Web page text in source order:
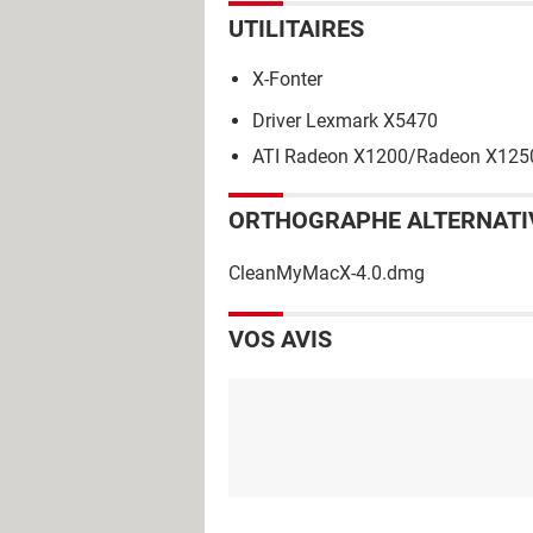
UTILITAIRES
X-Fonter
Driver Lexmark X5470
ATI Radeon X1200/Radeon
ORTHOGRAPHE
CleanMyMacX-4.0.dmg
VOS AVIS